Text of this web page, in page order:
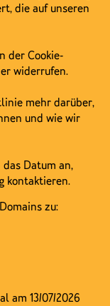
die auf unseren
der Cookie-
widerrufen.
mehr darüber,
und wie wir
Datum an,
kontaktieren.
zu:
am 13/07/2026